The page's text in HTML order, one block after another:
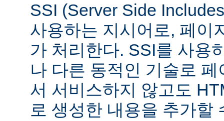
SSI (Server Side
사용하는 지시어로, 페이
가 처리한다. SSI를 사용
나 다른 동적인 기술로
서 서비스하지 않고도
로 생성한 내용을 추가할